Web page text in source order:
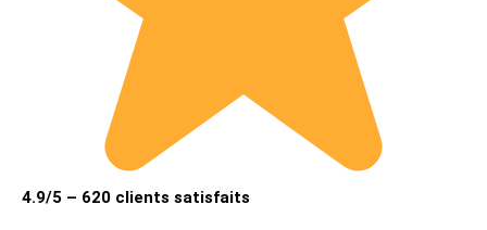
4.9/5 – 620 clients satisfaits